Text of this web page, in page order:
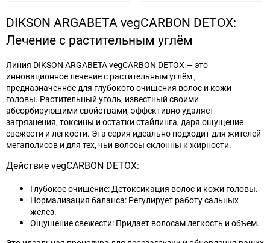
DIKSON ARGABETA vegCARBON DETOX:
Лечение с растительным углём
Линия DIKSON ARGABETA vegCARBON DETOX — это
инновационное лечение с растительным углём ,
предназначенное для глубокого очищения волос и кожи
головы. Растительный уголь, известный своими
абсорбирующими свойствами, эффективно удаляет
загрязнения, токсины и остатки стайлинга, даря ощущение
свежести и легкости. Эта серия идеально подходит для жителей
мегаполисов и для тех, чьи волосы склонны к жирности.
Действие vegCARBON DETOX:
Глубокое очищение: Детоксикация волос и кожи головы.
Нормализация баланса: Регулирует работу сальных
желез.
Ощущение свежести: Придает волосам легкость и объем.